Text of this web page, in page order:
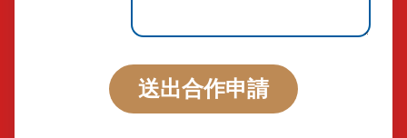
送出合作申請